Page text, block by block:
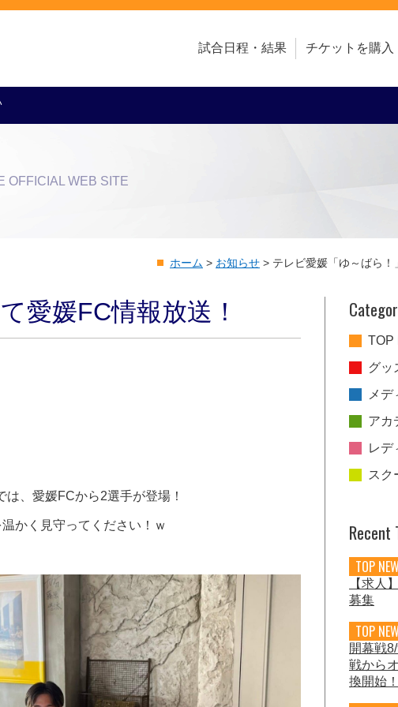
試合日程・結果 チケットを購入
報
OFFICIAL WEB SITE
ホーム > お知らせ > テレビ愛媛「ゆ～ばら！
愛媛FC情報放送！
、愛媛FCから2選手が登場！
かく見守ってください！ｗ
TOP
グッ
メデ
アカ
レデ
スク
Recent
TOP
【求人
募集
TOP
開幕戦
戦から
換開始！